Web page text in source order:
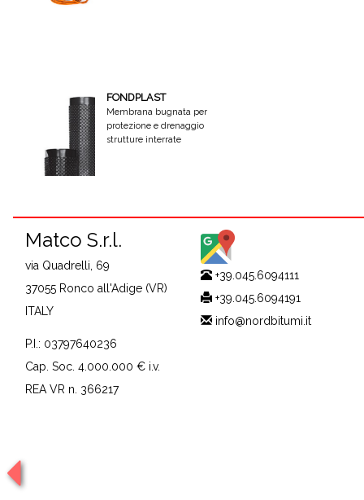
FONDPLAST
Membrana bugnata per
protezione e drenaggio
strutture interrate
Matco S.r.l.
via Quadrelli, 69
37055 Ronco all'Adige (VR)
ITALY
+39.045.6094111
+39.045.6094191
info@nordbitumi.it
P.I.: 03797640236
Cap. Soc. 4.000.000 € i.v.
REA VR n. 366217